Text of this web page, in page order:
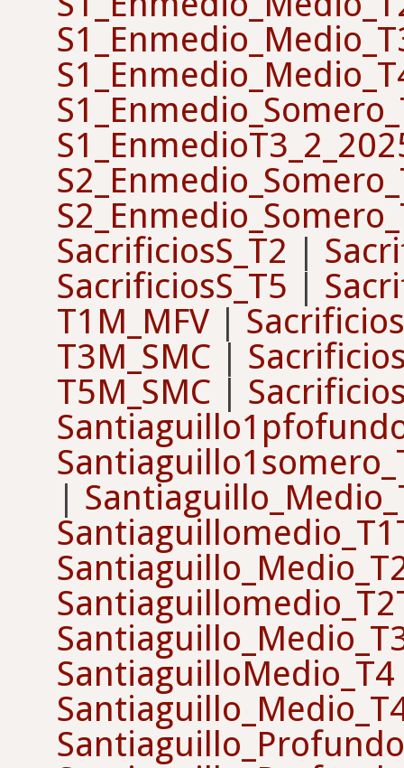
SacrificiosS_T2 |
SacrificiosS_T5 |
T1M_MFV |
T3M_SMC |
T5M_SMC |
|
SantiaguilloMedio_T4